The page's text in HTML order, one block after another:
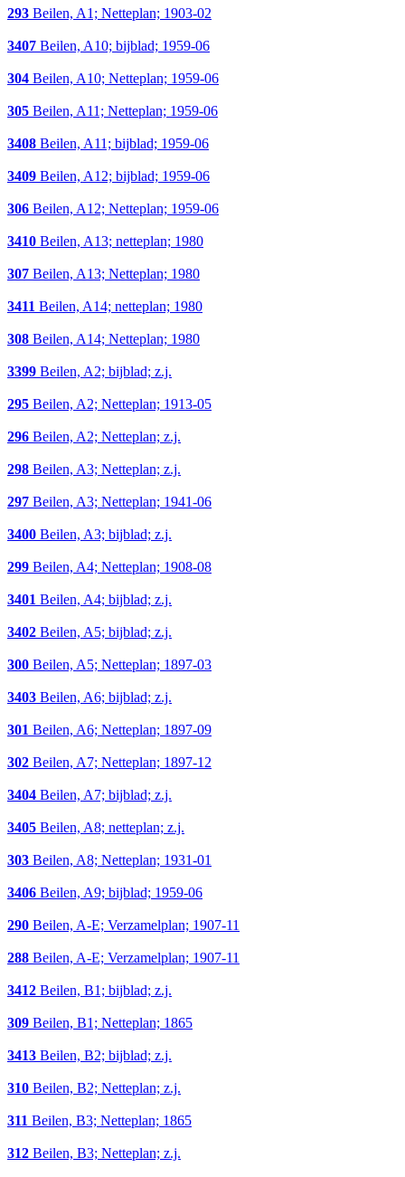
293 Beilen, A1; Netteplan; 1903-02
3407 Beilen, A10; bijblad; 1959-06
304 Beilen, A10; Netteplan; 1959-06
305 Beilen, A11; Netteplan; 1959-06
3408 Beilen, A11; bijblad; 1959-06
3409 Beilen, A12; bijblad; 1959-06
306 Beilen, A12; Netteplan; 1959-06
3410 Beilen, A13; netteplan; 1980
307 Beilen, A13; Netteplan; 1980
3411 Beilen, A14; netteplan; 1980
308 Beilen, A14; Netteplan; 1980
3399 Beilen, A2; bijblad; z.j.
295 Beilen, A2; Netteplan; 1913-05
296 Beilen, A2; Netteplan; z.j.
298 Beilen, A3; Netteplan; z.j.
297 Beilen, A3; Netteplan; 1941-06
3400 Beilen, A3; bijblad; z.j.
299 Beilen, A4; Netteplan; 1908-08
3401 Beilen, A4; bijblad; z.j.
3402 Beilen, A5; bijblad; z.j.
300 Beilen, A5; Netteplan; 1897-03
3403 Beilen, A6; bijblad; z.j.
301 Beilen, A6; Netteplan; 1897-09
302 Beilen, A7; Netteplan; 1897-12
3404 Beilen, A7; bijblad; z.j.
3405 Beilen, A8; netteplan; z.j.
303 Beilen, A8; Netteplan; 1931-01
3406 Beilen, A9; bijblad; 1959-06
290 Beilen, A-E; Verzamelplan; 1907-11
288 Beilen, A-E; Verzamelplan; 1907-11
3412 Beilen, B1; bijblad; z.j.
309 Beilen, B1; Netteplan; 1865
3413 Beilen, B2; bijblad; z.j.
310 Beilen, B2; Netteplan; z.j.
311 Beilen, B3; Netteplan; 1865
312 Beilen, B3; Netteplan; z.j.